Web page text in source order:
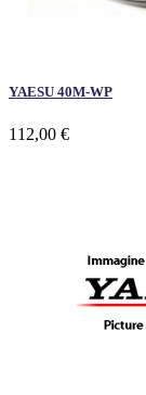
YAESU 40M-WP
112,00 €